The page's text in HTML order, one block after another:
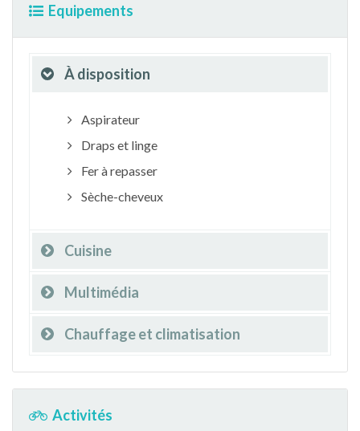
Equipements
À disposition
Aspirateur
Draps et linge
Fer à repasser
Sèche-cheveux
Cuisine
Multimédia
Chauffage et climatisation
Activités